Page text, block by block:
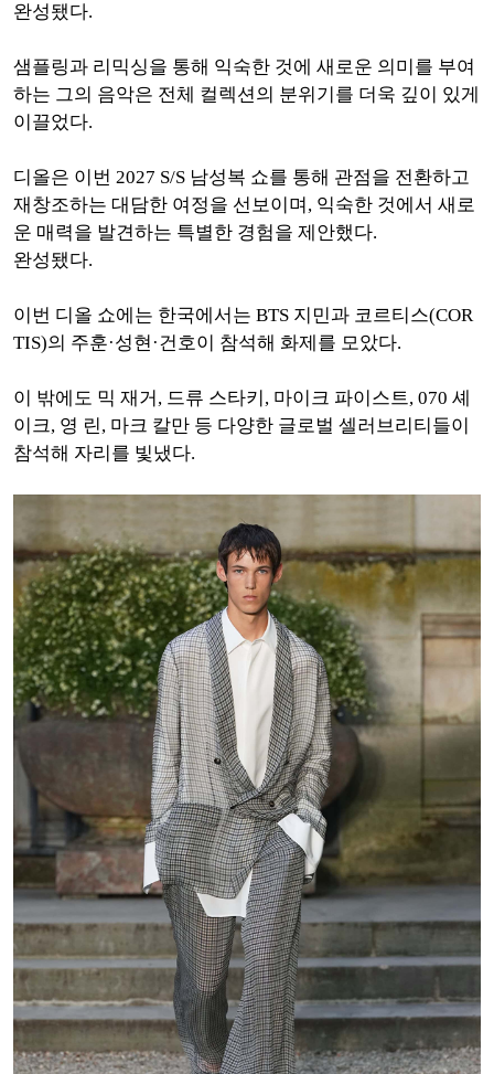
완성됐다.
샘플링과 리믹싱을 통해 익숙한 것에 새로운 의미를 부여
하는 그의 음악은 전체 컬렉션의 분위기를 더욱 깊이 있게
이끌었다.
디올은 이번 2027 S/S 남성복 쇼를 통해 관점을 전환하고
재창조하는 대담한 여정을 선보이며, 익숙한 것에서 새로
운 매력을 발견하는 특별한 경험을 제안했다.
완성됐다.
이번 디올 쇼에는 한국에서는 BTS 지민과 코르티스(COR
TIS)의 주훈·성현·건호이 참석해 화제를 모았다.
이 밖에도 믹 재거, 드류 스타키, 마이크 파이스트, 070 셰
이크, 영 린, 마크 칼만 등 다양한 글로벌 셀러브리티들이
참석해 자리를 빛냈다.